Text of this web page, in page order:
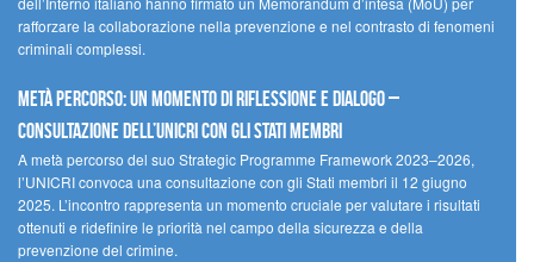
rafforzare la collaborazione nella prevenzione e nel contrasto di fenomeni
criminali complessi.
Metà percorso: un momento di riflessione e dialogo –
Consultazione dell’UNICRI con gli Stati membri
A metà percorso del suo Strategic Programme Framework 2023–2026,
l’UNICRI convoca una consultazione con gli Stati membri il 12 giugno
2025. L’incontro rappresenta un momento cruciale per valutare i risultati
ottenuti e ridefinire le priorità nel campo della sicurezza e della
prevenzione del crimine.